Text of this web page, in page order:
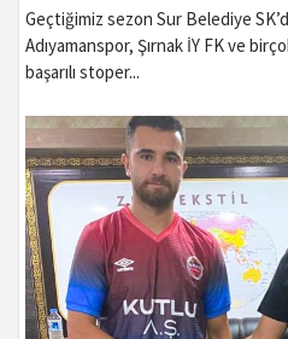
Geçtiğimiz sezon Sur Belediye
Adıyamanspor, Şırnak İY FK ve
başarılı stoper...